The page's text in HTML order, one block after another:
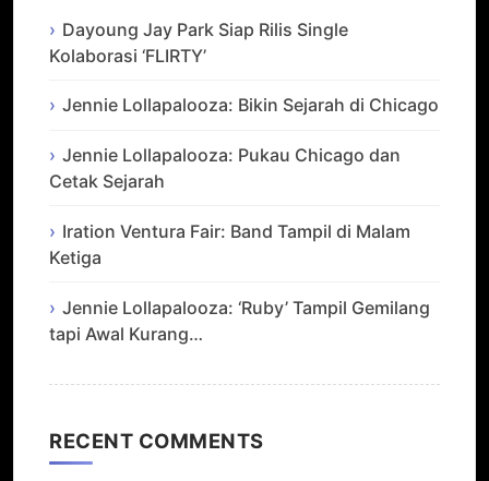
Dayoung Jay Park Siap Rilis Single
Kolaborasi ‘FLIRTY’
Jennie Lollapalooza: Bikin Sejarah di Chicago
Jennie Lollapalooza: Pukau Chicago dan
Cetak Sejarah
Iration Ventura Fair: Band Tampil di Malam
Ketiga
Jennie Lollapalooza: ‘Ruby’ Tampil Gemilang
tapi Awal Kurang…
RECENT COMMENTS